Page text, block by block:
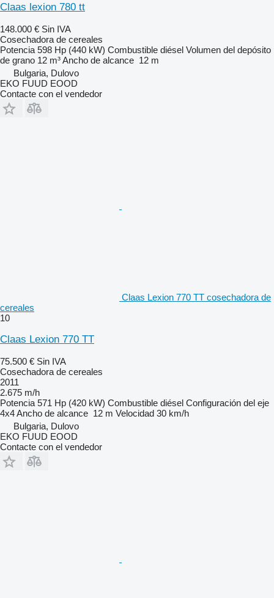
Claas lexion 780 tt
148.000 € Sin IVA
Cosechadora de cereales
Potencia 598 Hp (440 kW) Combustible diésel Volumen del depósito
de grano 12 m³Ancho de alcance 12 m
Bulgaria, Dulovo
EKO FUUD EOOD
Contacte con el vendedor
Claas Lexion 770 TT cosechadora de
cereales
10
Claas Lexion 770 TT
75.500 € Sin IVA
Cosechadora de cereales
2011
2.675 m/h
Potencia 571 Hp (420 kW) Combustible diésel Configuración del eje
4x4Ancho de alcance 12 m Velocidad 30 km/h
Bulgaria, Dulovo
EKO FUUD EOOD
Contacte con el vendedor